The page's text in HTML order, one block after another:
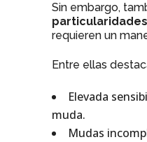
Sin embargo,
requieren un
Entre ellas
Elevada
muda.
Mudas